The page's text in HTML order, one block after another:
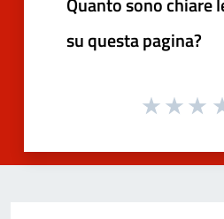
su questa pagina?